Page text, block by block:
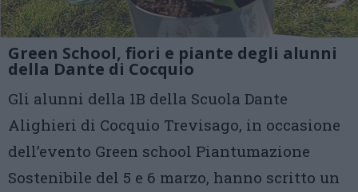
Green School, fiori e piante degli alunni
della Dante di Cocquio
Gli alunni della 1B della Scuola Dante
Alighieri di Cocquio Trevisago, in occasione
dell’evento Green school Piantumazione
Sostenibile del 5 e 6 marzo, hanno scritto un